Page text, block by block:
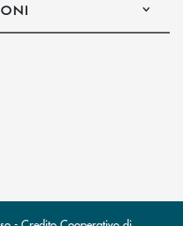
l’app di posta elettronica)